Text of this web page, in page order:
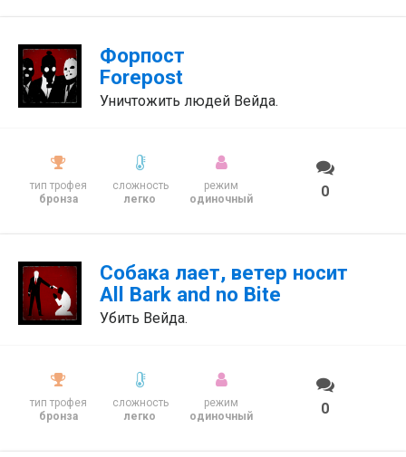
Форпост
Forepost
Уничтожить людей Вейда.
тип трофея
бронза
сложность
легко
режим
одиночный
0
Собака лает, ветер носит
All Bark and no Bite
Убить Вейда.
тип трофея
бронза
сложность
легко
режим
одиночный
0